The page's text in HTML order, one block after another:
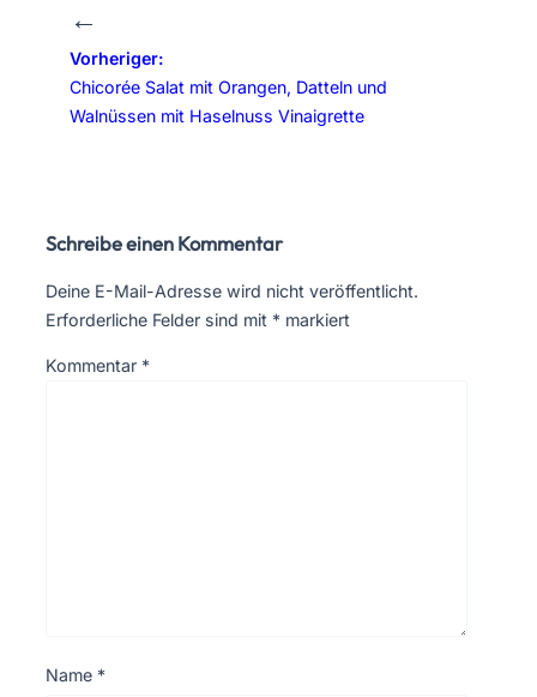
←
Vorheriger:
Chicorée Salat mit Orangen, Datteln und
Walnüssen mit Haselnuss Vinaigrette
Schreibe einen Kommentar
Deine E-Mail-Adresse wird nicht veröffentlicht.
Erforderliche Felder sind mit * markiert
Kommentar *
Name *